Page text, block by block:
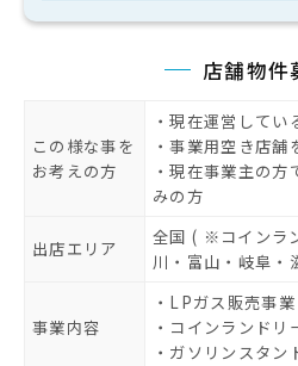
店舗物件
この様な事を
お考えの方
・現在運営して
・事業用空き店舗
・現在事業主の
みの方
出店エリア
全国 ( ※コインラ
川・富山・岐阜・
事業内容
・LPガス販売事業
・コインランドリ
・ガソリンスタン